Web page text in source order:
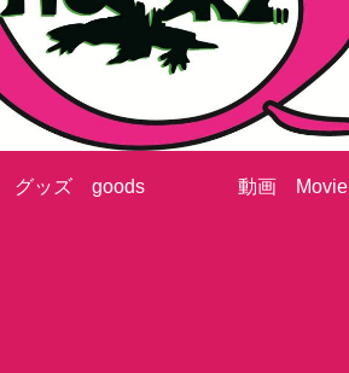
グッズ goods 動画 Movie